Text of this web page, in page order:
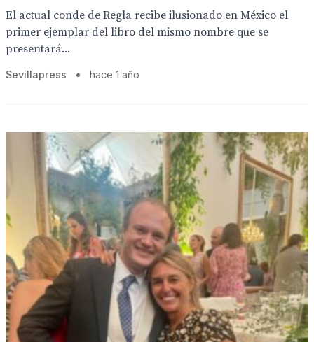
El actual conde de Regla recibe ilusionado en México el
primer ejemplar del libro del mismo nombre que se
presentará...
Sevillapress • hace 1 año